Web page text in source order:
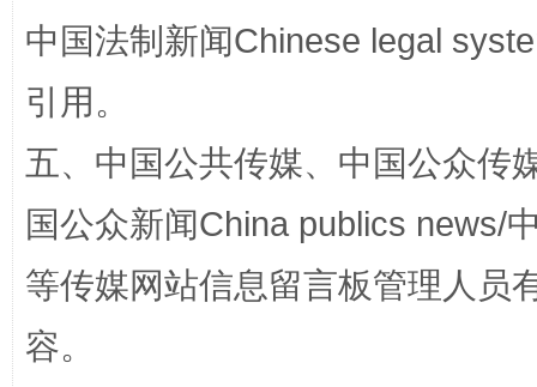
中国法制新闻Chinese legal
引用。
五、中国公共传媒、中国公众传
国公众新闻China publics news/
等传媒网站信息留言板管理人员
容。